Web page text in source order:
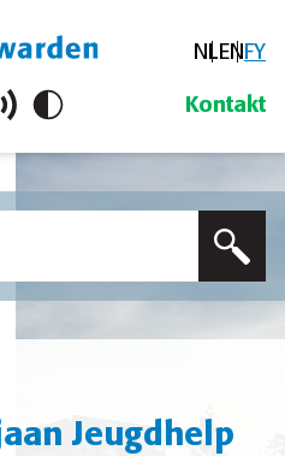
NLENFY
Kontakt
Jeugdhelp